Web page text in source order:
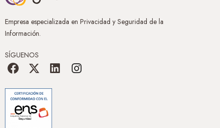
Empresa especializada en Privacidad y Seguridad de la
Información.
SÍGUENOS